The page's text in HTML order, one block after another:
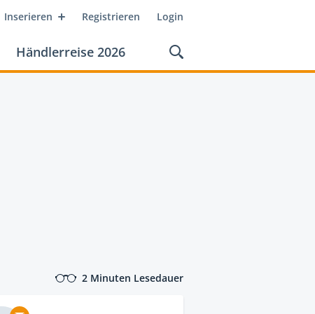
Inserieren Registrieren Login
Händlerreise 2026
2 Minuten Lesedauer